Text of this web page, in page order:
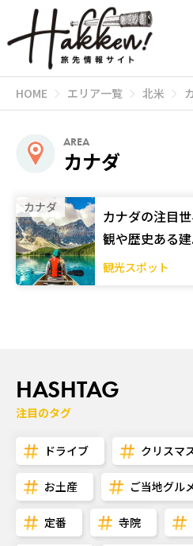
HOME エリア一覧 北米
AREA
カナダ
カナダ
カナダの注目
観や歴史ある
観光スポット
HASHTAG
注目のタグ
ドライブ クリスマ
お土産 ご当地グル
定番 寺院